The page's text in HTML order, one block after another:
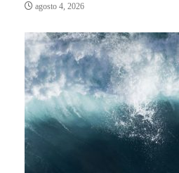
agosto 4, 2026